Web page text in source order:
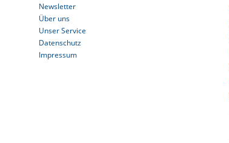
Newsletter
Über uns
Unser Service
Datenschutz
Impressum